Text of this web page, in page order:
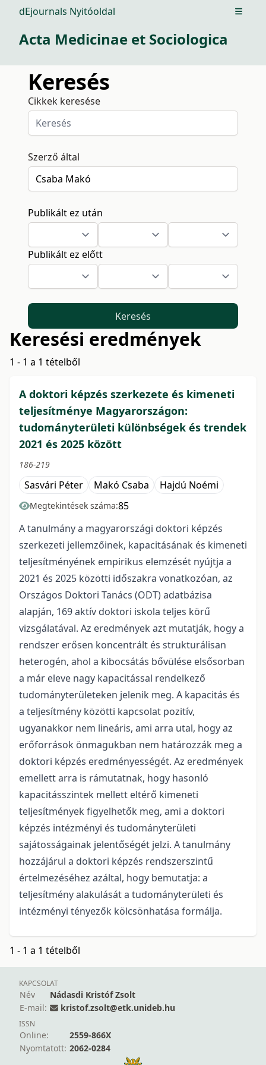
dEjournals Nyitóoldal Open
Acta Medicinae et Sociologica
Keresés
Cikkek keresése
Szerző által
Publikált ez után
Publikált ez előtt
Keresés
Keresési eredmények
1 - 1 a 1 tételből
A doktori képzés szerkezete és kimeneti
teljesítménye Magyarországon:
tudományterületi különbségek és trendek
2021 és 2025 között
186-219
Sasvári Péter Makó Csaba Hajdú Noémi
Megtekintések száma:85
A tanulmány a magyarországi doktori képzés
szerkezeti jellemzőinek, kapacitásának és kimeneti
teljesítményének empirikus elemzését nyújtja a
2021 és 2025 közötti időszakra vonatkozóan, az
Országos Doktori Tanács (ODT) adatbázisa
alapján, 169 aktív doktori iskola teljes körű
vizsgálatával. Az eredmények azt mutatják, hogy a
rendszer erősen koncentrált és strukturálisan
heterogén, ahol a kibocsátás bővülése elsősorban
a már eleve nagy kapacitással rendelkező
tudományterületeken jelenik meg. A kapacitás és
a teljesítmény közötti kapcsolat pozitív,
ugyanakkor nem lineáris, ami arra utal, hogy az
erőforrások önmagukban nem határozzák meg a
doktori képzés eredményességét. Az eredmények
emellett arra is rámutatnak, hogy hasonló
kapacitásszintek mellett eltérő kimeneti
teljesítmények figyelhetők meg, ami a doktori
képzés intézményi és tudományterületi
sajátosságainak jelentőségét jelzi. A tanulmány
hozzájárul a doktori képzés rendszerszintű
értelmezéséhez azáltal, hogy bemutatja: a
teljesítmény alakulását a tudományterületi és
intézményi tényezők kölcsönhatása formálja.
1 - 1 a 1 tételből
KAPCSOLAT
Név
Nádasdi Kristóf Zsolt
E-mail:
kristof.zsolt@etk.unideb.hu
ISSN
Online:
2559-866X
Nyomtatott: 2062-0284